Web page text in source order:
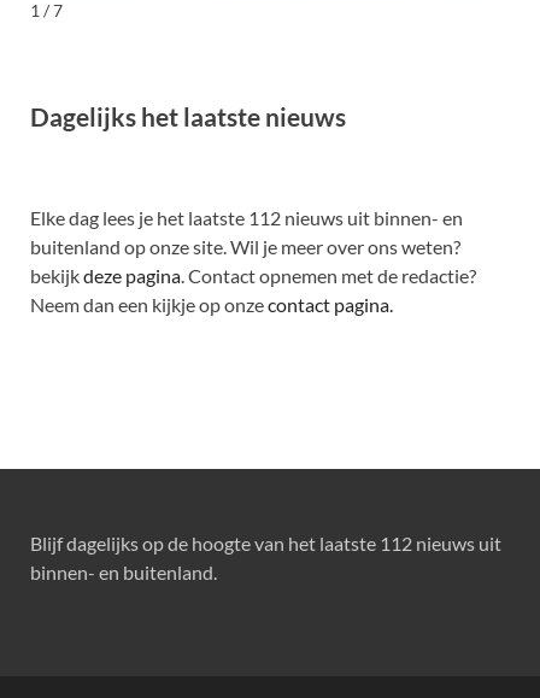
1 / 7
Dagelijks het laatste nieuws
Elke dag lees je het laatste 112 nieuws uit binnen- en
buitenland op onze site. Wil je meer over ons weten?
bekijkdeze pagina. Contact opnemen met de redactie?
Neem dan een kijkje op onzecontact pagina.
Blijf dagelijks op de hoogte van het laatste 112 nieuws uit
binnen- en buitenland.